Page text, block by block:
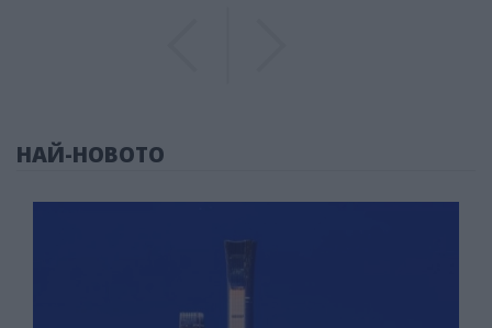
НАЙ-НОВОТО